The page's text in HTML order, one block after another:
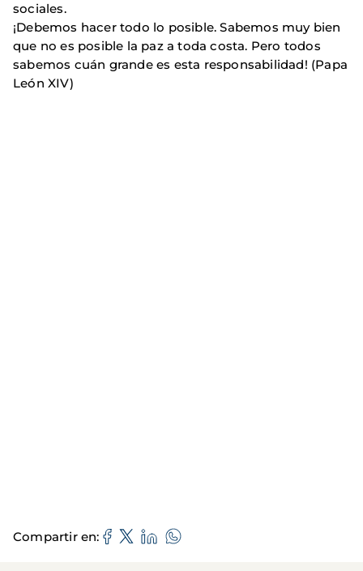
sociales.
¡Debemos hacer todo lo posible. Sabemos muy bien
que no es posible la paz a toda costa. Pero todos
sabemos cuán grande es esta responsabilidad! (Papa
León XIV)
Compartir en